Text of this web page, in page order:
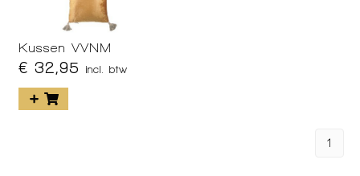
Kussen VVNM
€ 32,95 incl. btw
1